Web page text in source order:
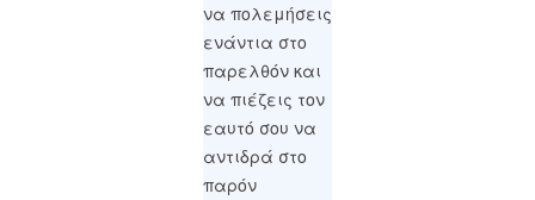
να πολεμήσεις
ενάντια στο
παρελθόν και
να πιέζεις τον
εαυτό σου να
αντιδρά στο
παρόν